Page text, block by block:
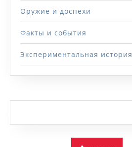
Оружие и доспехи
Факты и события
Экспериментальная история